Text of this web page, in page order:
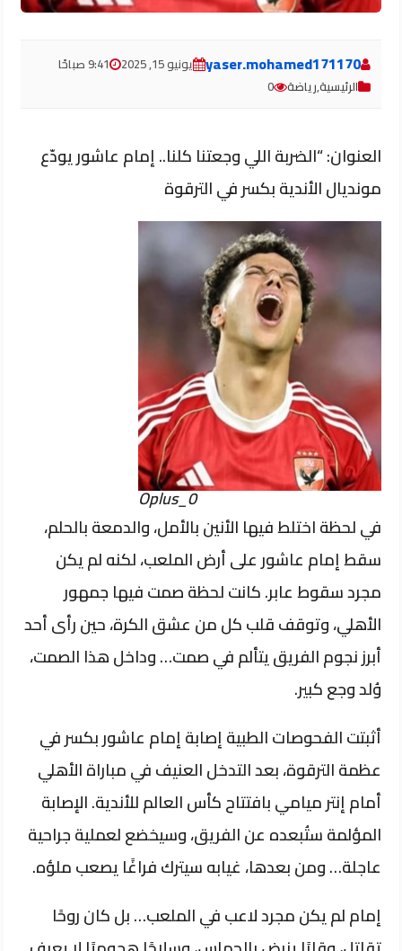
yaser.mohamed171170 يونيو 15, 2025
9:41 صباحًا
الرئيسية,رياضة 0
العنوان: “الضربة اللي وجعتنا كلنا.. إمام عاشور يودّع
مونديال الأندية بكسر في الترقوة
Oplus_0
في لحظة اختلط فيها الأنين بالأمل، والدمعة بالحلم،
سقط إمام عاشور على أرض الملعب، لكنه لم يكن
مجرد سقوط عابر. كانت لحظة صمت فيها جمهور
الأهلي، وتوقف قلب كل من عشق الكرة، حين رأى أحد
أبرز نجوم الفريق يتألم في صمت… وداخل هذا الصمت،
وُلد وجع كبير.
أثبتت الفحوصات الطبية إصابة إمام عاشور بكسر في
عظمة الترقوة، بعد التدخل العنيف في مباراة الأهلي
أمام إنتر ميامي بافتتاح كأس العالم للأندية. الإصابة
المؤلمة ستُبعده عن الفريق، وسيخضع لعملية جراحية
عاجلة… ومن بعدها، غيابه سيترك فراغًا يصعب ملؤه.
إمام لم يكن مجرد لاعب في الملعب… بل كان روحًا